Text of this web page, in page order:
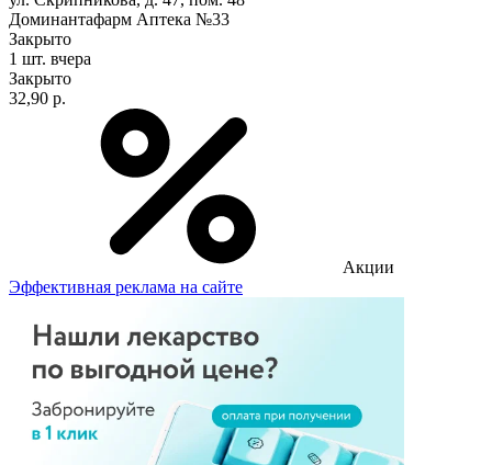
Доминантафарм Аптека №33
Закрыто
1 шт. вчера
Закрыто
32,90 р.
Акции
Эффективная реклама на сайте